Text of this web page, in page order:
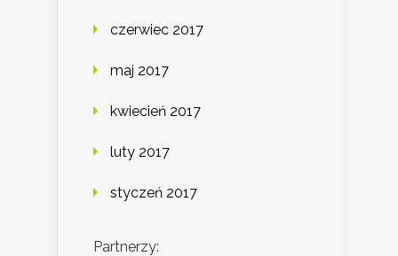
czerwiec 2017
maj 2017
kwiecień 2017
luty 2017
styczeń 2017
Partnerzy: